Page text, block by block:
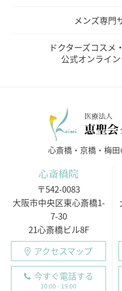
メンズ専門
ドクターズコスメ
公式オンライ
医療法人
心斎橋・京橋・梅
心斎橋院
〒542-0083
大阪市中央区東心斎橋1-
7-30
21心斎橋ビル8F
アクセスマップ
今すぐ電話する
10:00 - 19:00